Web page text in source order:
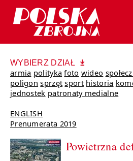
WYBIERZ DZIAŁ
armia polityka foto wideo
poligon sprzęt sport historia
jednostek patronaty medialne
ENGLISH
Prenumerata 2019
Powietrzna